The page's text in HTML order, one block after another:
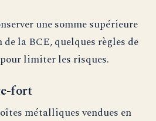
une somme supérieure
la BCE, quelques règles de
limiter les risques.
fort
métalliques vendues en